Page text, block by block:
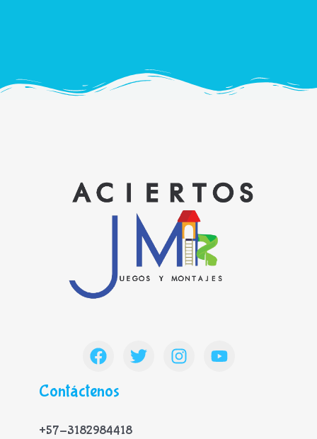
Contáctenos
+57-3182984418